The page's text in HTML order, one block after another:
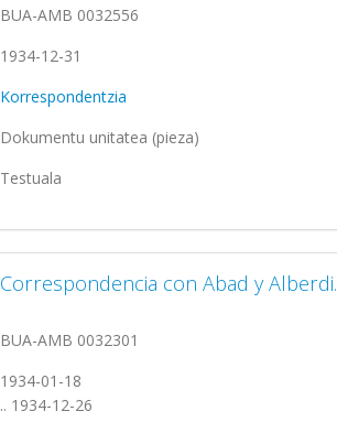
BUA-AMB 0032556
1934-12-31
Korrespondentzia
Dokumentu unitatea (pieza)
Testuala
Correspondencia con Abad y Alberdi.
BUA-AMB 0032301
1934-01-18
.. 1934-12-26